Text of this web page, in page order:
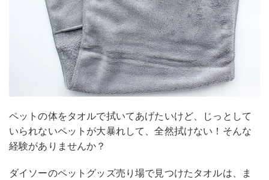
ペットの体をタオルで拭いてあげたいけど、じっとして
いられないペットが大暴れして、全然拭けない！そんな
経験がありませんか？
ダイソーのペットグッズ売り場で見つけたタオルは、ま